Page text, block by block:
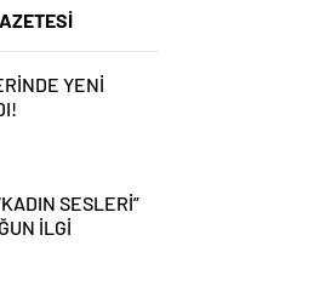
YENİ
SESLERİ”
İLGİ